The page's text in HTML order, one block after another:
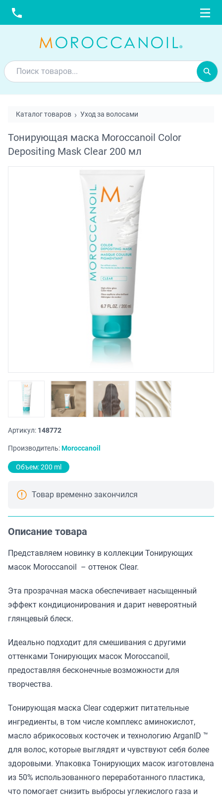
Каталог товаров Уход за волосами
Тонирующая маска Moroccanoil Color
Depositing Mask Clear 200 мл
Артикул: 148772
Производитель:Moroccanoil
Объем: 200 ml
Товар временно закончился
Описание товара
Представляем новинку в коллекции Тонирующих
масок Moroccanoil – оттенок Clear.
Эта прозрачная маска обеспечивает насыщенный
эффект кондиционирования и дарит невероятный
глянцевый блеск.
Идеально подходит для смешивания с другими
оттенками Тонирующих масок Moroccanoil,
предоставляя бесконечные возможности для
творчества.
Тонирующая маска Clear содержит питательные
ингредиенты, в том числе комплекс аминокислот,
масло абрикосовых косточек и технологию ArganID ™
для волос, которые выглядят и чувствуют себя более
здоровыми. Упаковка Тонирующих масок изготовлена
из 50% использованного переработанного пластика,
что помогает снизить выбросы углекислого газа и